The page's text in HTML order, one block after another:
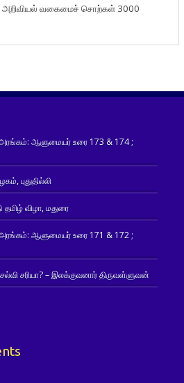
அறிவியல் வகைமைச் சொற்கள் 3000
ஆளுமையர் உரை 173 & 174 ;
புதுதில்லி
விழா, மதுரை
ஆளுமையர் உரை 171 & 172 ;
சரியா? – இலக்குவனார் திருவள்ளுவன்